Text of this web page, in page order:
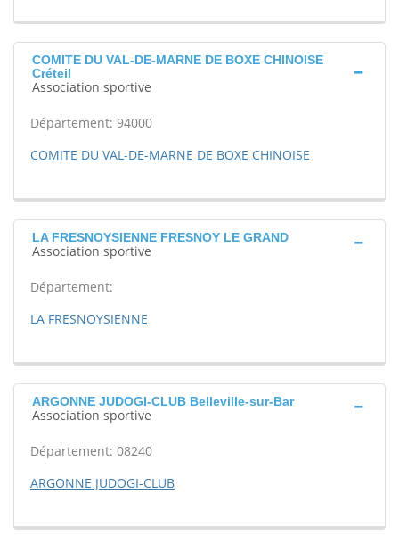
COMITE DU VAL-DE-MARNE DE BOXE CHINOISE
Créteil
Association sportive
Département: 94000
COMITE DU VAL-DE-MARNE DE BOXE CHINOISE
LA FRESNOYSIENNE FRESNOY LE GRAND
Association sportive
Département:
LA FRESNOYSIENNE
ARGONNE JUDOGI-CLUB Belleville-sur-Bar
Association sportive
Département: 08240
ARGONNE JUDOGI-CLUB